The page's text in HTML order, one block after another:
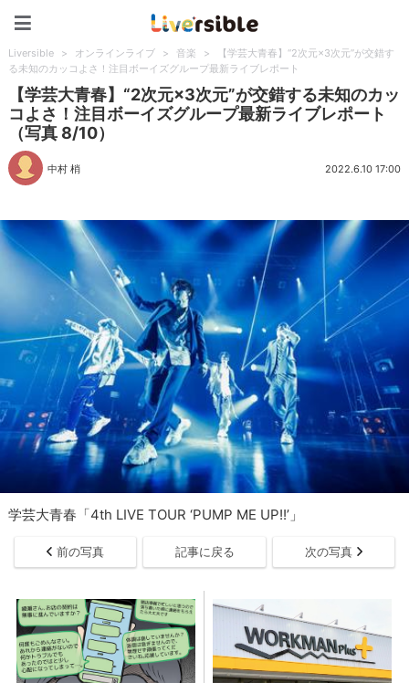
Liversible > オンラインライブ > 音楽 >
【学芸大青春】“2次元×3次元”が交錯す
る未知のカッコよさ！注目ボーイズグループ最新ライブレポート
【学芸大青春】“2次元×3次元”が交錯する未知のカッ
コよさ！注目ボーイズグループ最新ライブレポート
（写真 8/10）
中村 梢 2022.6.10 17:00
学芸大青春「4th LIVE TOUR ‘PUMP ME UP!!’」
前の写真 記事に戻る 次の写真